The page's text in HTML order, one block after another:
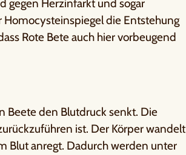
gegen Herzinfarkt und sogar
Homocysteinspiegel die Entstehung
Rote Bete auch hier vorbeugend
Beete den Blutdruck senkt. Die
ist. Der Körper wandelt
Blut anregt. Dadurch werden unter